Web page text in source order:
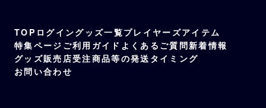
TOP ログイングッズ一覧プレイヤーズアイテム
特集ページ ご利用ガイド よくあるご質問新着情報
グッズ販売店受注商品等の発送タイミング
お問い合わせ